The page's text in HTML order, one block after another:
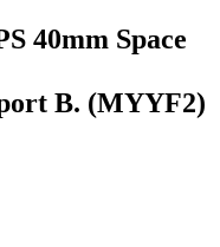
40mm Space
B. (MYYF2)